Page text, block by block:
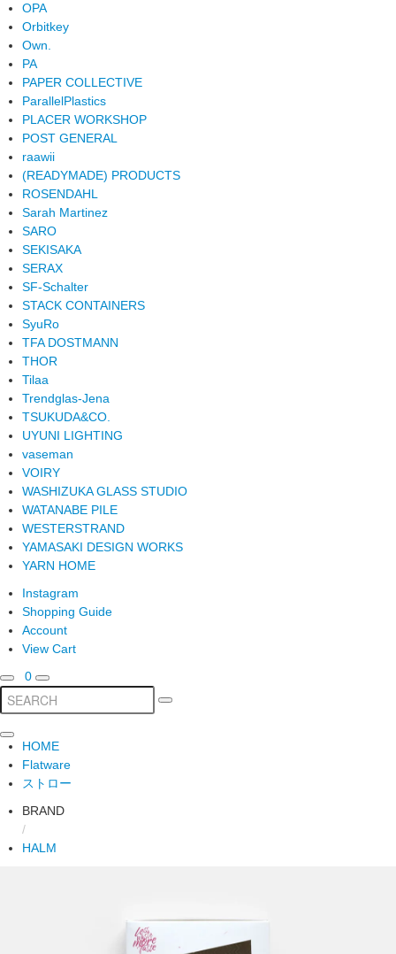
OPA
Orbitkey
Own.
PA
PAPER COLLECTIVE
ParallelPlastics
PLACER WORKSHOP
POST GENERAL
raawii
(READYMADE) PRODUCTS
ROSENDAHL
Sarah Martinez
SARO
SEKISAKA
SERAX
SF-Schalter
STACK CONTAINERS
SyuRo
TFA DOSTMANN
THOR
Tilaa
Trendglas-Jena
TSUKUDA&CO.
UYUNI LIGHTING
vaseman
VOIRY
WASHIZUKA GLASS STUDIO
WATANABE PILE
WESTERSTRAND
YAMASAKI DESIGN WORKS
YARN HOME
Instagram
Shopping Guide
Account
View Cart
0
HOME
Flatware
ストロー
BRAND
/
HALM